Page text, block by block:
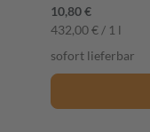
10,80 €
432,00 € / 1 l
sofort lieferbar